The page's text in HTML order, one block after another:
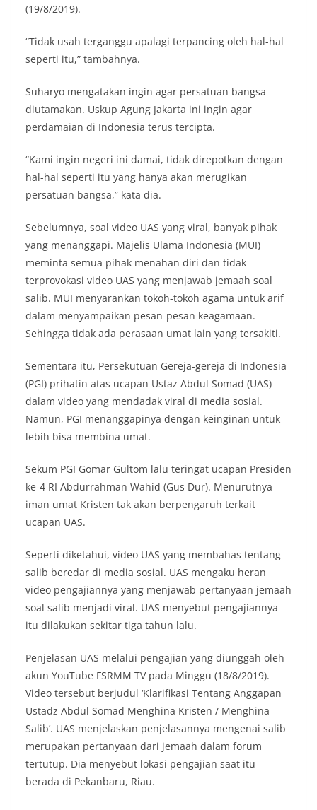
(19/8/2019).
“Tidak usah terganggu apalagi terpancing oleh hal-hal
seperti itu,” tambahnya.
Suharyo mengatakan ingin agar persatuan bangsa
diutamakan. Uskup Agung Jakarta ini ingin agar
perdamaian di Indonesia terus tercipta.
“Kami ingin negeri ini damai, tidak direpotkan dengan
hal-hal seperti itu yang hanya akan merugikan
persatuan bangsa,” kata dia.
Sebelumnya, soal video UAS yang viral, banyak pihak
yang menanggapi. Majelis Ulama Indonesia (MUI)
meminta semua pihak menahan diri dan tidak
terprovokasi video UAS yang menjawab jemaah soal
salib. MUI menyarankan tokoh-tokoh agama untuk arif
dalam menyampaikan pesan-pesan keagamaan.
Sehingga tidak ada perasaan umat lain yang tersakiti.
Sementara itu, Persekutuan Gereja-gereja di Indonesia
(PGI) prihatin atas ucapan Ustaz Abdul Somad (UAS)
dalam video yang mendadak viral di media sosial.
Namun, PGI menanggapinya dengan keinginan untuk
lebih bisa membina umat.
Sekum PGI Gomar Gultom lalu teringat ucapan Presiden
ke-4 RI Abdurrahman Wahid (Gus Dur). Menurutnya
iman umat Kristen tak akan berpengaruh terkait
ucapan UAS.
Seperti diketahui, video UAS yang membahas tentang
salib beredar di media sosial. UAS mengaku heran
video pengajiannya yang menjawab pertanyaan jemaah
soal salib menjadi viral. UAS menyebut pengajiannya
itu dilakukan sekitar tiga tahun lalu.
Penjelasan UAS melalui pengajian yang diunggah oleh
akun YouTube FSRMM TV pada Minggu (18/8/2019).
Video tersebut berjudul ‘Klarifikasi Tentang Anggapan
Ustadz Abdul Somad Menghina Kristen / Menghina
Salib’. UAS menjelaskan penjelasannya mengenai salib
merupakan pertanyaan dari jemaah dalam forum
tertutup. Dia menyebut lokasi pengajian saat itu
berada di Pekanbaru, Riau.